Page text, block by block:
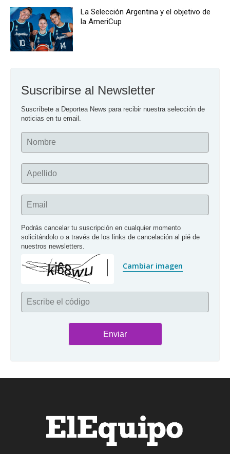
La Selección Argentina y el objetivo de
la AmeriCup
Suscribirse al Newsletter
Suscríbete a Deportea News para recibir nuestra selección de
noticias en tu email.
Nombre
Apellido
Email
Podrás cancelar tu suscripción en cualquier momento
solicitándolo o a través de los links de cancelación al pié de
nuestros newsletters.
Cambiar imagen
Escribe el código